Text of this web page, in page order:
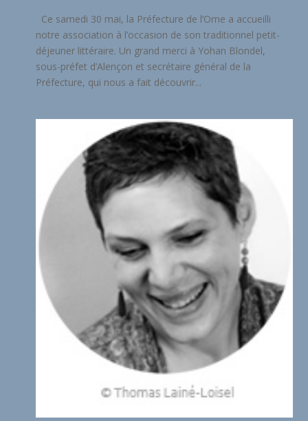
Ce samedi 30 mai, la Préfecture de l’Orne a accueilli
notre association à l’occasion de son traditionnel petit-
déjeuner littéraire. Un grand merci à Yohan Blondel,
sous-préfet d’Alençon et secrétaire général de la
Préfecture, qui nous a fait découvrir...